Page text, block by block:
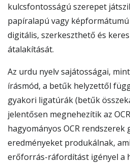
kulcsfontosságú szerepet
papíralapú vagy
digitális, szerkeszthető és
átalakítását.
Az urdu nyelv sajátosságai,
írásmód, a betűk helyzettől
gyakori ligatúrák (betűk
jelentősen megnehezítik az
hagyományos OCR
eredményeket produkálnak,
erőforrás-ráfordítást igényel a